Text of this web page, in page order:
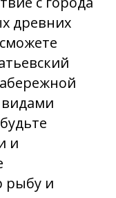
древних
видами
и
рыбу и